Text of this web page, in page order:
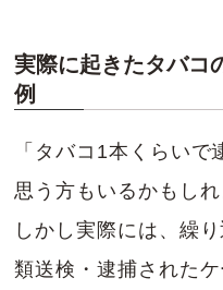
実際に起きたタバコ
例
「タバコ1本くらいで
思う方もいるかもしれ
しかし実際には、繰
類送検・逮捕された